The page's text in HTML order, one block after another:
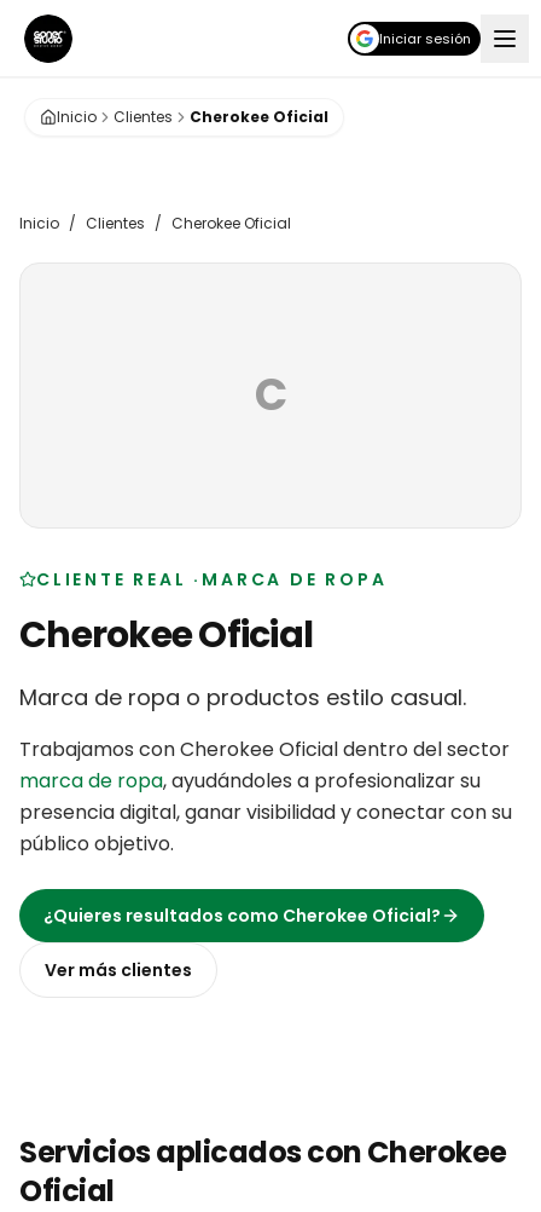
Iniciar sesión
Inicio Clientes Cherokee Oficial
Inicio / Clientes / Cherokee Oficial
C
CLIENTE REAL · MARCA DE ROPA
Cherokee Oficial
Marca de ropa o productos estilo casual.
Trabajamos conCherokee Oficialdentro del sector
marca de ropa,ayudándoles a profesionalizar su
presencia digital, ganar visibilidad y conectar con su
público objetivo.
¿Quieres resultados como Cherokee Oficial?
Ver más clientes
Servicios aplicados conCherokee
Oficial